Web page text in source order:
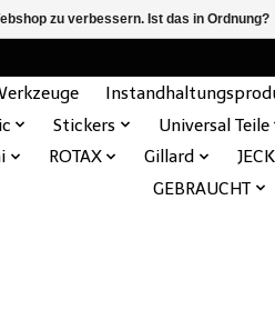
Stickers Universal Teile
ROTAX Gillard
GEBRAUCHT
zu verbessern. Ist das in Ordnung?